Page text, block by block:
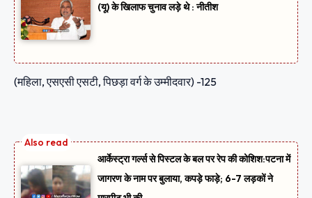
(यू) के खिलाफ चुनाव लड़े थे : नीतीश
(महिला, एसएसी एसटी, पिछड़ा वर्ग के उम्मीदवार) -125
आर्केस्ट्रा गर्ल्स से पिस्टल के बल पर रेप की कोशिश:पटना में
जागरण के नाम पर बुलाया, कपड़े फाड़े; 6-7 लड़कों ने